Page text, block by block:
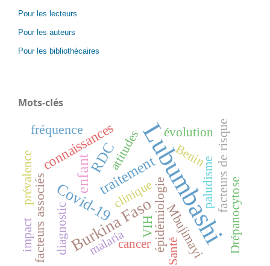
Pour les lecteurs
Pour les auteurs
Pour les bibliothécaires
Mots-clés
Lubumbashi
Burkina Faso
Covid-19
enfantRDC
traitement
connaissances
épidémiologie
facteurs de risque
facteurs associés Mbujimayi
fréquence
clinique
évolution
prévalence
VIH
paludisme Drépanocytose
diagnostic
Benin
cancer
attitudes
Santé
malaria
impact